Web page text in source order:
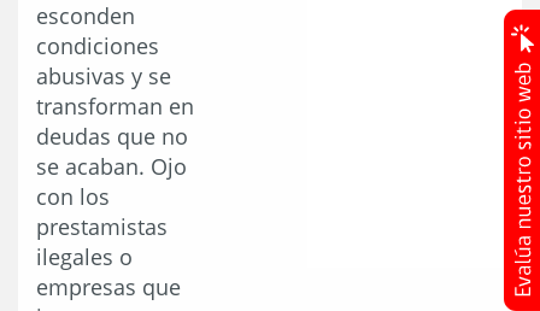
esconden
condiciones
abusivas y se
transforman en
deudas que no
se acaban. Ojo
con los
prestamistas
ilegales o
empresas que